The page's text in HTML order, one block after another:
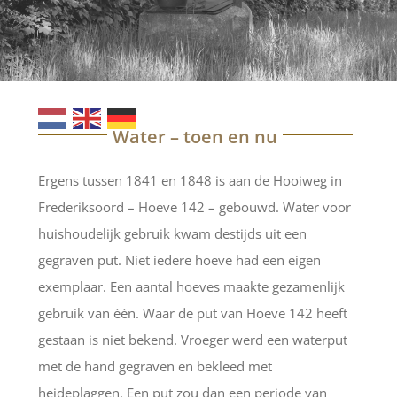
Water – toen en nu
Ergens tussen 1841 en 1848 is aan de Hooiweg in
Frederiksoord – Hoeve 142 – gebouwd. Water voor
huishoudelijk gebruik kwam destijds uit een
gegraven put. Niet iedere hoeve had een eigen
exemplaar. Een aantal hoeves maakte gezamenlijk
gebruik van één. Waar de put van Hoeve 142 heeft
gestaan is niet bekend. Vroeger werd een waterput
met de hand gegraven en bekleed met
heideplaggen. Een put zou dan een periode van